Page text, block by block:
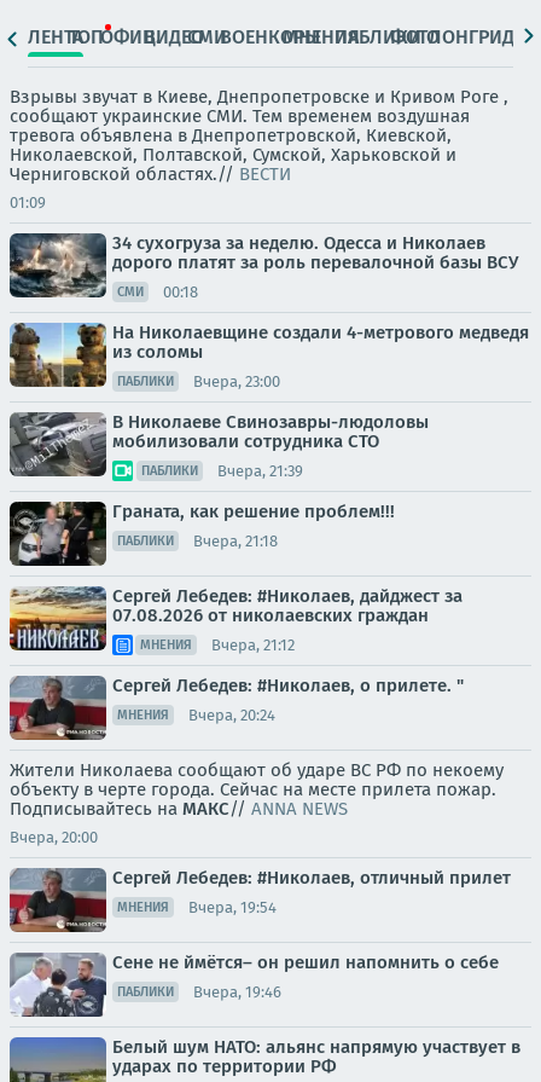
ЛЕНТАТОПОФИЦ.ВИДЕОСМИВОЕНКОРЫМНЕНИЯПАБЛИКИ
ФОТОЛОНГРИДЫ
Взрывы звучат в Киеве, Днепропетровске и Кривом Роге ,
сообщают украинские СМИ. Тем временем воздушная
тревога объявлена в Днепропетровской, Киевской,
Николаевской, Полтавской, Сумской, Харьковской и
Черниговской областях.// ВЕСТИ
01:09
34 сухогруза за неделю. Одесса и Николаев
дорого платят за роль перевалочной базы ВСУ
СМИ 00:18
На Николаевщине создали 4-метрового медведя
из соломы
ПАБЛИКИ Вчера, 23:00
В Николаеве Свинозавры-людоловы
мобилизовали сотрудника СТО
ПАБЛИКИ Вчера, 21:39
Граната, как решение проблем!!!
ПАБЛИКИ Вчера, 21:18
Сергей Лебедев: #Николаев, дайджест за
07.08.2026 от николаевских граждан
МНЕНИЯ Вчера, 21:12
Сергей Лебедев: #Николаев, о прилете. "
МНЕНИЯ Вчера, 20:24
Жители Николаева сообщают об ударе ВС РФ по некоему
объекту в черте города. Сейчас на месте прилета пожар.
Подписывайтесь на МАКС// ANNA NEWS
Вчера, 20:00
Сергей Лебедев: #Николаев, отличный прилет
МНЕНИЯ Вчера, 19:54
Сене не ймётся– он решил напомнить о себе
ПАБЛИКИ Вчера, 19:46
Белый шум НАТО: альянс напрямую участвует в
ударах по территории РФ